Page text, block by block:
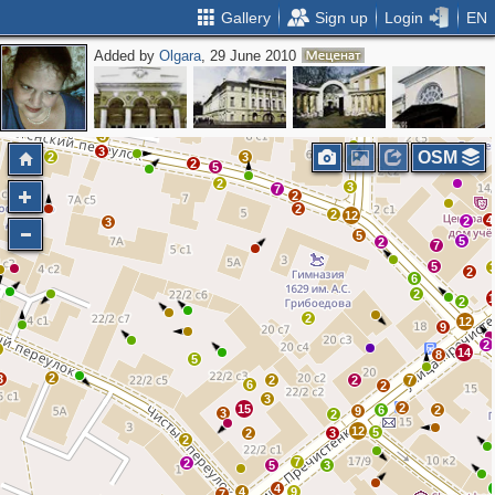
Gallery Sign up Login EN
Added byOlgara, 29 June 2010
9
4
7 3
2
5
12
3
9 6
2
2
7
8
9 12
14
2
2
2
5
7
5
6
2
5 2
3
12
2
2
7 2
2
5
6
15
3
2
2
2
2
5
2
3
2
2
4
2
6
3
2
3
3
5
2 3
2
3
2
3
2
5
6
2 4
OSM